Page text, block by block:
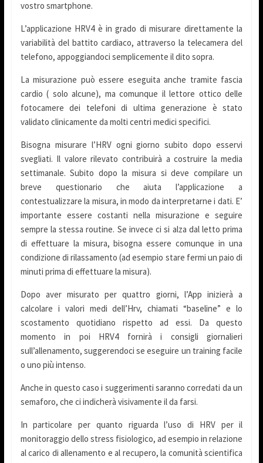
vostro smartphone.
L’applicazione HRV4 è in grado di misurare direttamente la
variabilità del battito cardiaco, attraverso la telecamera del
telefono, appoggiandoci semplicemente il dito sopra.
La misurazione può essere eseguita anche tramite fascia
cardio ( solo alcune), ma comunque il lettore ottico delle
fotocamere dei telefoni di ultima generazione è stato
validato clinicamente da molti centri medici specifici.
Bisogna misurare l’HRV ogni giorno subito dopo esservi
svegliati. Il valore rilevato contribuirà a costruire la media
settimanale. Subito dopo la misura si deve compilare un
breve questionario che aiuta l’applicazione a
contestualizzare la misura, in modo da interpretarne i dati. E’
importante essere costanti nella misurazione e seguire
sempre la stessa routine. Se invece ci si alza dal letto prima
di effettuare la misura, bisogna essere comunque in una
condizione di rilassamento (ad esempio stare fermi un paio di
minuti prima di effettuare la misura).
Dopo aver misurato per quattro giorni, l’App inizierà a
calcolare i valori medi dell’Hrv, chiamati “baseline” e lo
scostamento quotidiano rispetto ad essi. Da questo
momento in poi HRV4 fornirà i consigli giornalieri
sull’allenamento, suggerendoci se eseguire un training facile
o uno più intenso.
Anche in questo caso i suggerimenti saranno corredati da un
semaforo, che ci indicherà visivamente il da farsi.
In particolare per quanto riguarda l’uso di HRV per il
monitoraggio dello stress fisiologico, ad esempio in relazione
al carico di allenamento e al recupero, la comunità scientifica